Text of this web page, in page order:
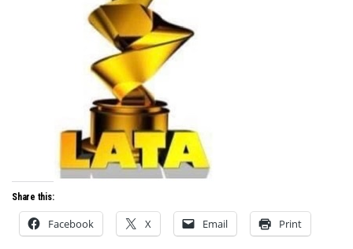
Share this:
Facebook X Email Print